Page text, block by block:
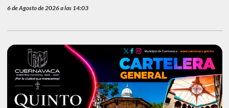
6 de Agosto de 2026 a las 14:03